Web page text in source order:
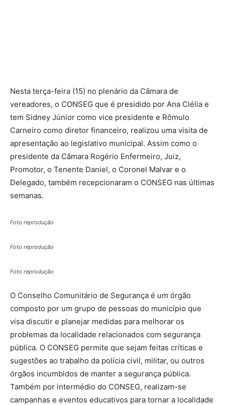
Nesta terça-feira (15) no plenário da Câmara de
vereadores, o CONSEG que é presidido por Ana Clélia e
tem Sidney Júnior como vice presidente e Rômulo
Carneiro como diretor financeiro, realizou uma visita de
apresentação ao legislativo municipal. Assim como o
presidente da Câmara Rogério Enfermeiro, Juiz,
Promotor, o Tenente Daniel, o Coronel Malvar e o
Delegado, também recepcionaram o CONSEG nas últimas
semanas.
Foto reprodução
Foto reprodução
Foto reprodução
O Conselho Comunitário de Segurança é um órgão
composto por um grupo de pessoas do município que
visa discutir e planejar medidas para melhorar os
problemas da localidade relacionados com segurança
pública. O CONSEG permite que sejam feitas críticas e
sugestões ao trabalho da polícia civil, militar, ou outros
órgãos incumbidos de manter a segurança pública.
Também por intermédio do CONSEG, realizam-se
campanhas e eventos educativos para tornar a localidade